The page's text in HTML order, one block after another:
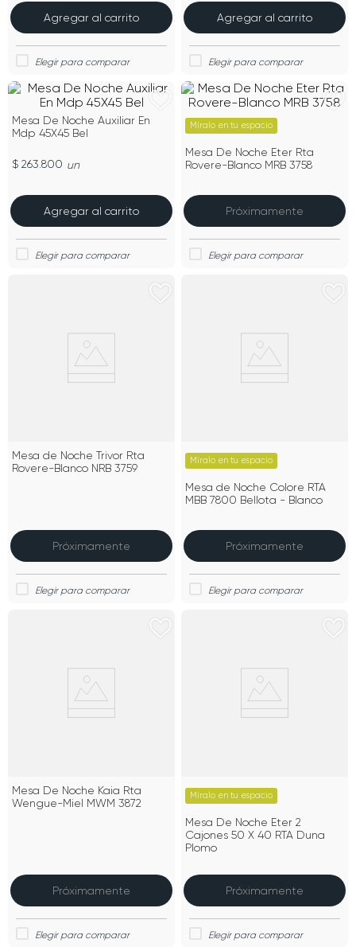
Agregar al carrito Agregar al carrito
Mesa De Noche Auxiliar En
Mdp 45X45 Bel
$ 263.800 un
Agregar al carrito
Míralo en tu espacio
Mesa De Noche Eter Rta
Rovere-Blanco MRB 3758
Próximamente
Mesa de Noche Trivor Rta
Rovere-Blanco NRB 3759
Próximamente
Míralo en tu espacio
Mesa de Noche Colore RTA
MBB 7800 Bellota - Blanco
Próximamente
Mesa De Noche Kaia Rta
Wengue-Miel MWM 3872
Próximamente
Míralo en tu espacio
Mesa De Noche Eter 2
Cajones 50 X 40 RTA Duna
Plomo
Próximamente